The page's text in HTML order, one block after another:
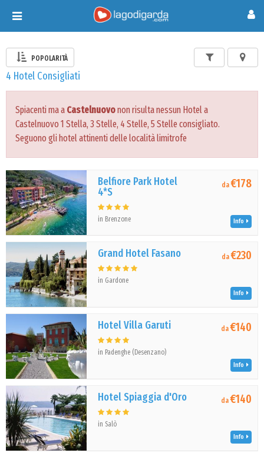
Toggle
navigation
POPOLARITÀ
4 Hotel Consigliati
Spiacenti ma a Castelnuovonon risulta nessun Hotel a
Castelnuovo 1 Stella, 3 Stelle, 4 Stelle, 5 Stelle consigliato.
Seguono gli hotel attinenti delle località limitrofe
Belfiore Park Hotel
4*S
in Brenzone
da€178
Info
Grand Hotel Fasano
in Gardone
da€230
Info
Hotel Villa Garuti
in Padenghe (Desenzano)
da€140
Info
Hotel Spiaggia d'Oro
in Salò
da€140
Info